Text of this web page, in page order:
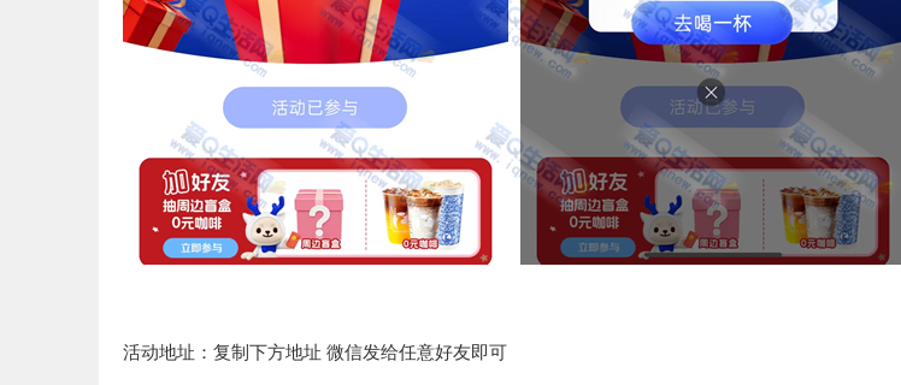
活动地址：复制下方地址 微信发给任意好友即可